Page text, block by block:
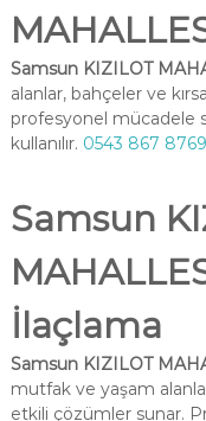
Samsun KIZILOT
alanlar, bahçeler ve
profesyonel mücadele
kullanılır. 0543 867 8769
Samsun
İlaçlama
Samsun KIZILOT
mutfak ve yaşam
etkili çözümler sunar.